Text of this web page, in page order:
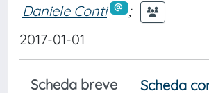
Daniele Conti
;
2017-01-01
Scheda breve Scheda